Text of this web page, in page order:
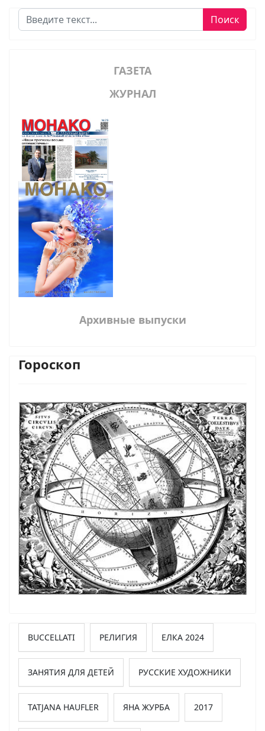
Поиск Поиск
ГАЗЕТА
ЖУРНАЛ
Архивные выпуски
Гороскоп
BUCCELLATI РЕЛИГИЯ ЕЛКА 2024
ЗАНЯТИЯ ДЛЯ ДЕТЕЙ РУССКИЕ ХУДОЖНИКИ
TATJANA HAUFLER ЯНА ЖУРБА 2017